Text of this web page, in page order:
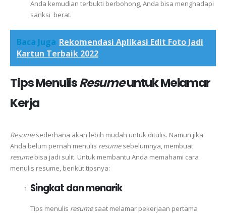
Anda kemudian terbukti berbohong, Anda bisa menghadapi
sanksi berat.
Baca Juga Rekomendasi Aplikasi Edit Foto Jadi
Kartun Terbaik 2022
Tips MenulisResumeuntuk Melamar
Kerja
Resumesederhana akan lebih mudah untuk ditulis. Namun jika
Anda belum pernah menulis resumesebelumnya, membuat
resumebisa jadi sulit. Untuk membantu Anda memahami cara
menulis resume, berikut tipsnya:
Singkat dan menarik
Tips menulis resumesaat melamar pekerjaan pertama